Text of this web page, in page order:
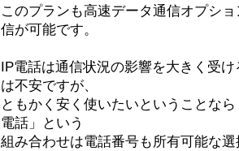
このプランも高速データ通信オプシ
信が可能です。
IP電話は通信状況の影響を大きく受
は不安ですが、
ともかく安く使いたいということな
電話」という
組み合わせは電話番号も所有可能な